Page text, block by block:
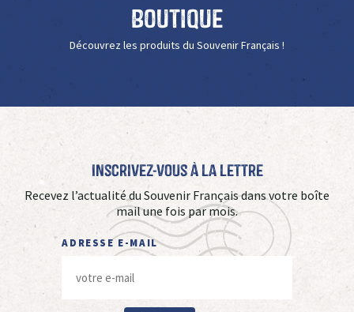
Boutique
Découvrez les produits du Souvenir Français !
Inscrivez-vous à La Lettre
Recevez l’actualité du Souvenir Français dans votre boîte
mail une fois par mois.
ADRESSE E-MAIL